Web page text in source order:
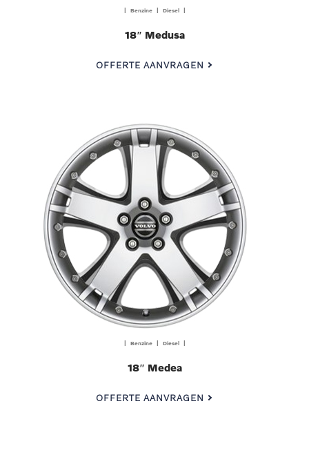
| Benzine | Diesel |
18″ Medusa
OFFERTE AANVRAGEN
| Benzine | Diesel |
18″ Medea
OFFERTE AANVRAGEN